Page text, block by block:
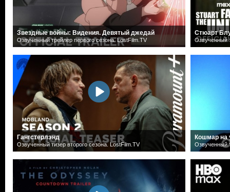
Звездные войны: Видения. Девятый джедай
Озвученный трейлер первого сезона. LostFilm.TV
Гангстерлэнд
Озвученный тизер второго сезона. LostFilm.TV
Стюарт
Озвученный
Кошмар на
Озвученный